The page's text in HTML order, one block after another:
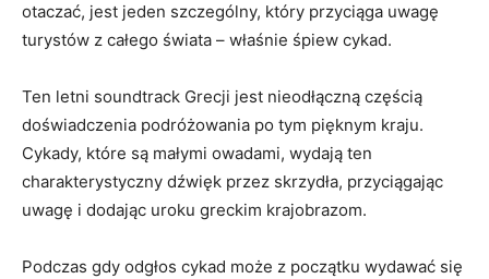
otaczać, jest jeden szczególny, ‌który⁢ przyciąga uwagę
turystów z całego świata – właśnie śpiew cykad.
Ten​ letni soundtrack Grecji jest⁢ nieodłączną częścią
doświadczenia podróżowania po tym pięknym kraju.
Cykady, które są małymi owadami, wydają ten
charakterystyczny dźwięk przez skrzydła,​ przyciągając
uwagę i dodając uroku greckim krajobrazom.
Podczas gdy odgłos cykad⁣ może ⁢z początku wydawać⁤ się